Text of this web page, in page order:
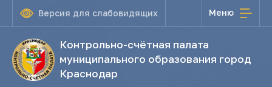
Версия для слабовидящих Меню
Контрольно-счётная палата
муниципального образования город
Краснодар